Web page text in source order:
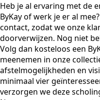
Heb je al ervaring met de
ByKay of werk je er al
contact, zodat we onze
doorverwijzen. Nog niet
Volg dan kosteloos een
meenemen in onze
afstelmogelijkheden en
minimaal vier
verzorgen we deze